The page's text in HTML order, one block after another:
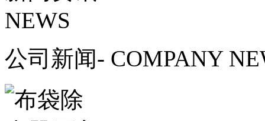
NEWS
公司新闻- COMPANY